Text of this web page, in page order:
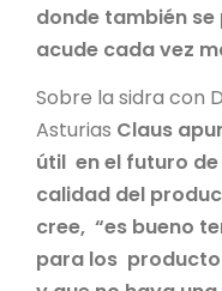
donde también se
acude cada vez
Sobre la sidra con
Asturias Claus
útil en el futuro
calidad del
cree, “es bueno
para los